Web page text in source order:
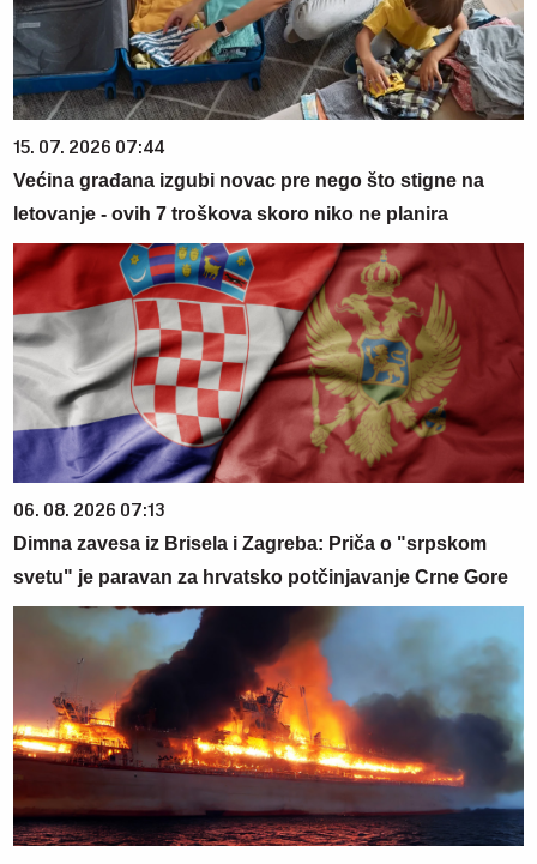
15. 07. 2026 07:44
Većina građana izgubi novac pre nego što stigne na
letovanje - ovih 7 troškova skoro niko ne planira
06. 08. 2026 07:13
Dimna zavesa iz Brisela i Zagreba: Priča o "srpskom
svetu" je paravan za hrvatsko potčinjavanje Crne Gore